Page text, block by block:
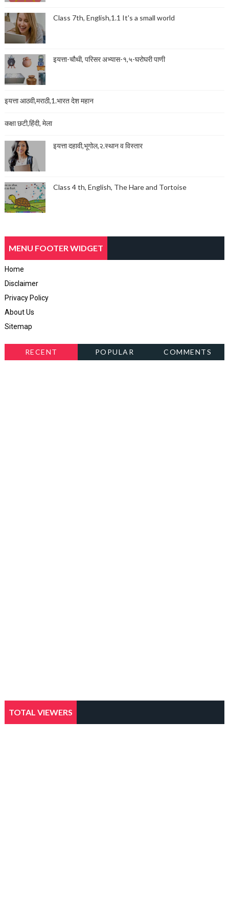
Class 7th, English,1.1 It's a small world
इयत्ता-चौथी, परिसर अभ्यास-१,५-घरोघरी पाणी
इयत्ता आठवी,मराठी,1.भारत देश महान
कक्षा छटी,हिंदी, मेला
इयत्ता दहावी,भूगोल,२.स्थान व विस्तार
Class 4 th, English, The Hare and Tortoise
MENU FOOTER WIDGET
Home
Disclaimer
Privacy Policy
About Us
Sitemap
RECENT POPULAR COMMENTS
TOTAL VIEWERS